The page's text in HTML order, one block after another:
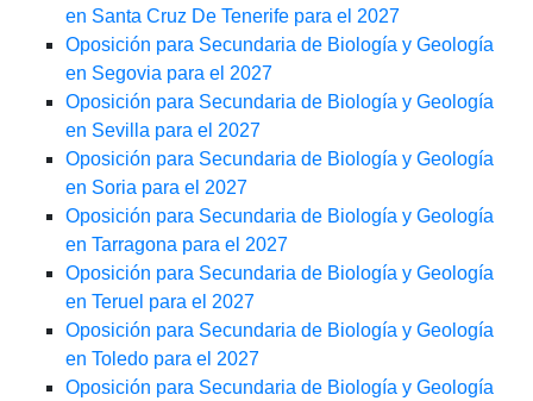
en Santa Cruz De Tenerife para el 2027
Oposición para Secundaria de Biología y Geología
en Segovia para el 2027
Oposición para Secundaria de Biología y Geología
en Sevilla para el 2027
Oposición para Secundaria de Biología y Geología
en Soria para el 2027
Oposición para Secundaria de Biología y Geología
en Tarragona para el 2027
Oposición para Secundaria de Biología y Geología
en Teruel para el 2027
Oposición para Secundaria de Biología y Geología
en Toledo para el 2027
Oposición para Secundaria de Biología y Geología